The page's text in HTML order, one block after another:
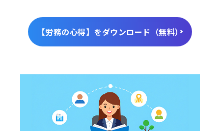
【労務の心得】をダウンロード（無料）